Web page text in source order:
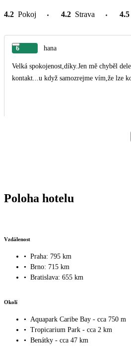
4.2 Pokoj 4.2 Strava 4.5
6 hana
Velká spokojenost,díky.Jen mě chyběl
kontakt...u když
Poloha hotelu
Vzdálenost
• Praha: 795 km
• Brno: 715 km
• Bratislava: 655 km
Okolí
• Aquapark Caribe Bay - cca 750 m
• Tropicarium Park - cca 2 km
• Benátky - cca 47 km